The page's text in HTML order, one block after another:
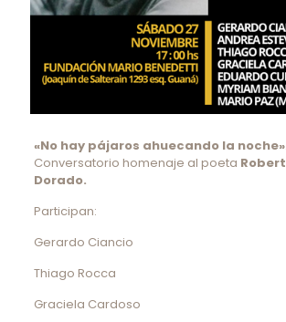
«No hay pájaros ahuecando la noche».
Conversatorio homenaje al poeta
Dorado.
Participan:
Gerardo Ciancio
Thiago Rocca
Graciela Cardoso